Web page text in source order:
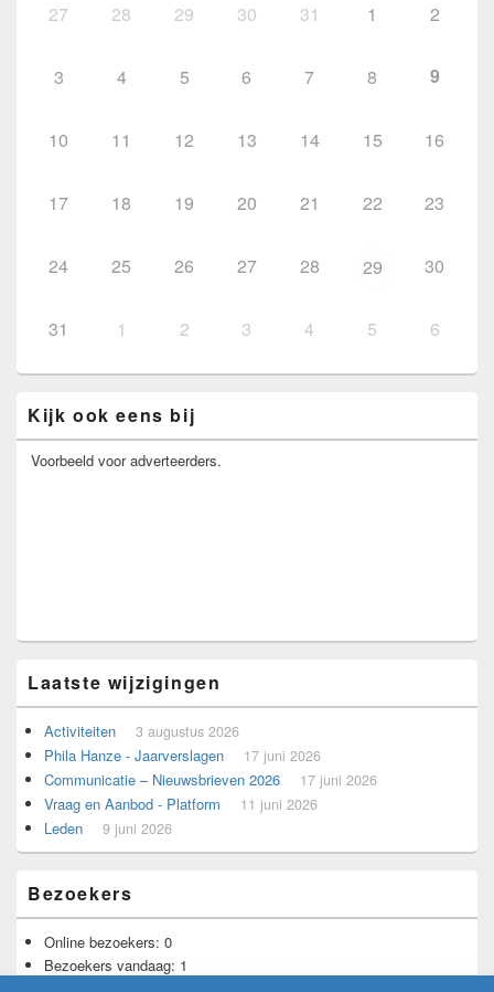
27 28 29 30 31 1 2
3 4 5 6 7 8 9
10 11 12 13 14 15 16
17 18 19 20 21 22 23
24 25 26 27 28 29 30
31 1 2 3 4 5 6
Kijk ook eens bij
Voorbeeld voor adverteerders.
Laatste wijzigingen
Activiteiten 3 augustus 2026
Phila Hanze - Jaarverslagen 17 juni 2026
Communicatie – Nieuwsbrieven 2026 17 juni 2026
Vraag en Aanbod - Platform 11 juni 2026
Leden 9 juni 2026
Bezoekers
Online bezoekers: 0
Bezoekers vandaag: 1